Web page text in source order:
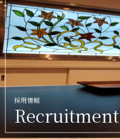
採用情報
Recruitment